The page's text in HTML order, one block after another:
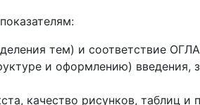
тем) и соответствие
и оформлению) введения,
качество рисунков, таблиц и